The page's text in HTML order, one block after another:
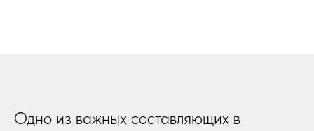
Одно из важных составляющих в